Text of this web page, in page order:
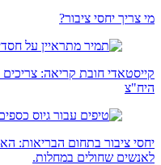
מי צריך יחסי ציבור?
קייסטאדי חובת קריאה:
היח"צ
יחסי ציבור בתחום הבריאות:
לאנשים שחולים במחלות.